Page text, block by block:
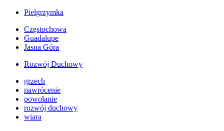
Pielgrzymka
Częstochowa
Guadalupe
Jasna Góra
Rozwój Duchowy
grzech
nawrócenie
powołanie
rozwój duchowy
wiara